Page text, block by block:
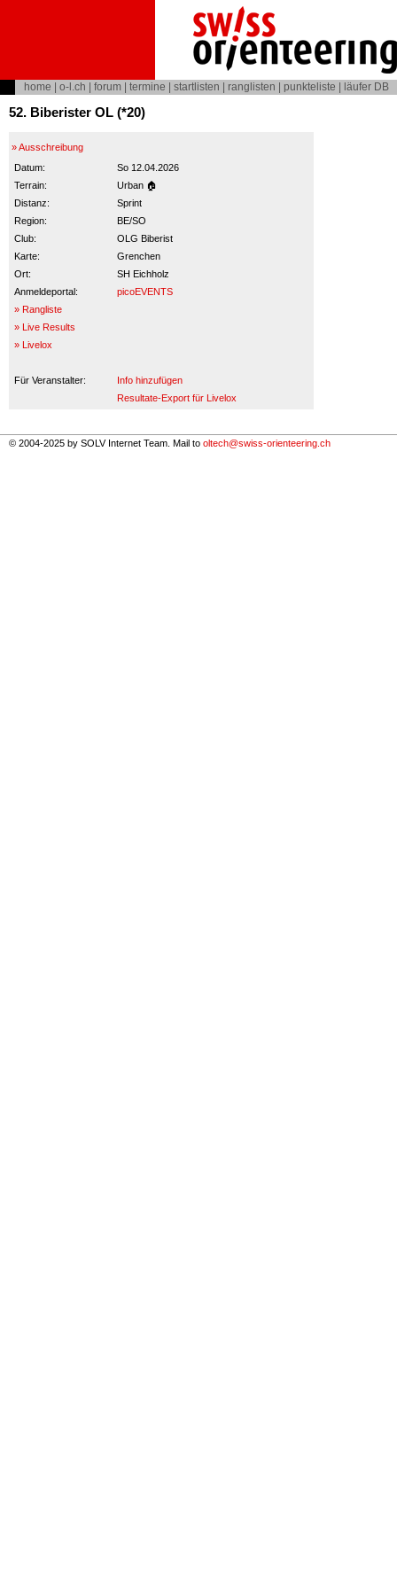
home o-l.ch forum termine startlisten ranglisten punkteliste läufer DB
52. Biberister OL (*20)
» Ausschreibung
Datum:
So 12.04.2026
Terrain:
Urban 🏠
Distanz:
Sprint
Region:
BE/SO
Club:
OLG Biberist
Karte:
Grenchen
Ort:
SH Eichholz
Anmeldeportal:
picoEVENTS
» Rangliste
» Live Results
» Livelox
Für Veranstalter:
Info hinzufügen
Resultate-Export für Livelox
© 2004-2025 by SOLV Internet Team. Mail to oltech@swiss-orienteering.ch